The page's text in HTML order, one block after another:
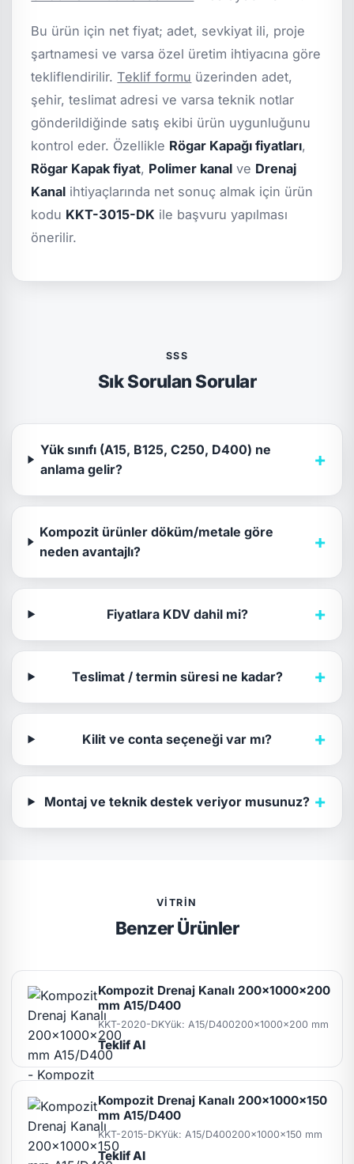
Bu ürün için net fiyat; adet, sevkiyat ili, proje
şartnamesi ve varsa özel üretim ihtiyacına göre
tekliflendirilir.Teklif formu üzerinden adet,
şehir, teslimat adresi ve varsa teknik notlar
gönderildiğinde satış ekibi ürün uygunluğunu
kontrol eder. Özellikle Rögar Kapağı fiyatları,
Rögar Kapak fiyat, Polimer kanal ve Drenaj
Kanal ihtiyaçlarında net sonuç almak için ürün
kodu KKT-3015-DK ile başvuru yapılması
önerilir.
SSS
Sık Sorulan Sorular
Yük sınıfı (A15, B125, C250, D400) ne
anlama gelir?
+
Kompozit ürünler döküm/metale göre
neden avantajlı?
+
Fiyatlara KDV dahil mi? +
Teslimat / termin süresi ne kadar? +
Kilit ve conta seçeneği var mı? +
Montaj ve teknik destek veriyor musunuz? +
VITRIN
Benzer Ürünler
Kompozit Drenaj Kanalı 200x1000x200
mm A15/D400
KKT-2020-DKYük: A15/D400200x1000x200 mm
Teklif Al
Kompozit Drenaj Kanalı 200x1000x150
mm A15/D400
KKT-2015-DKYük: A15/D400200x1000x150 mm
Teklif Al